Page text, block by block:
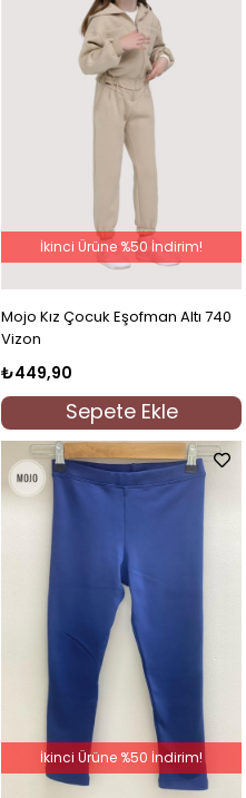
Mojo Kız Çocuk Eşofman Altı 740
Vizon
₺449,90
Sepete Ekle
İkinci Ürüne %50 İndirim!
İkinci Ürüne %50 İndirim!